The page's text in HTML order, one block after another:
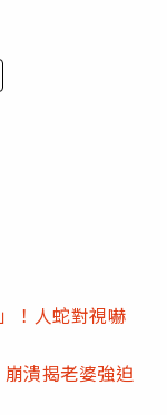
！人蛇對視嚇
潰揭老婆強迫